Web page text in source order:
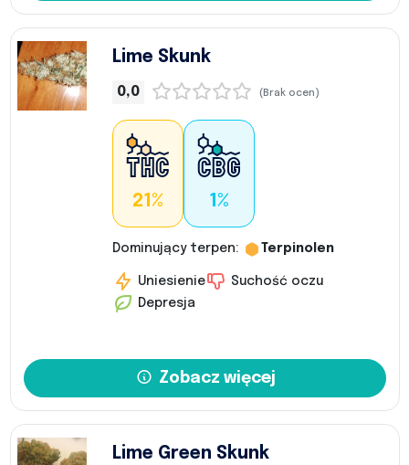
Lime Skunk
0,0 (Brak ocen)
21% 1%
Dominujący terpen: Terpinolen
Uniesienie
Suchość oczu
Depresja
Zobacz więcej
Lime Green Skunk